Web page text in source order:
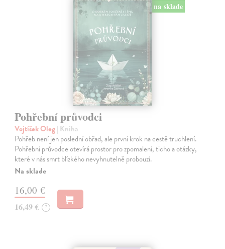
na sklade
Pohřební průvodci
Vojtíšek Oleg| Kniha
Pohřeb není jen poslední obřad, ale první krok na cestě truchlení.
Pohřební průvodce otevírá prostor pro zpomalení, ticho a otázky,
které v nás smrt blízkého nevyhnutelně probouzí.
Na sklade
16,00 €
16,49 € ?